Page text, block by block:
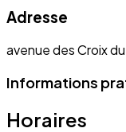
Adresse
avenue des Croix
Informations
Horaires